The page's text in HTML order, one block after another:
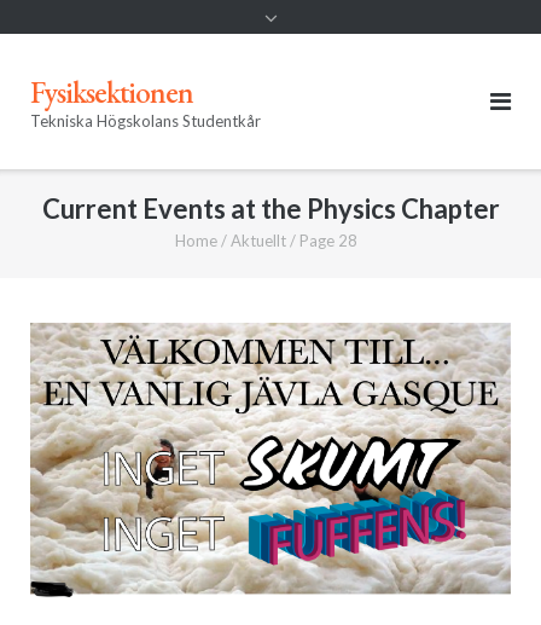
Fysiksektionen
Tekniska Högskolans Studentkår
Current Events at the Physics Chapter
Home / Aktuellt / Page 28